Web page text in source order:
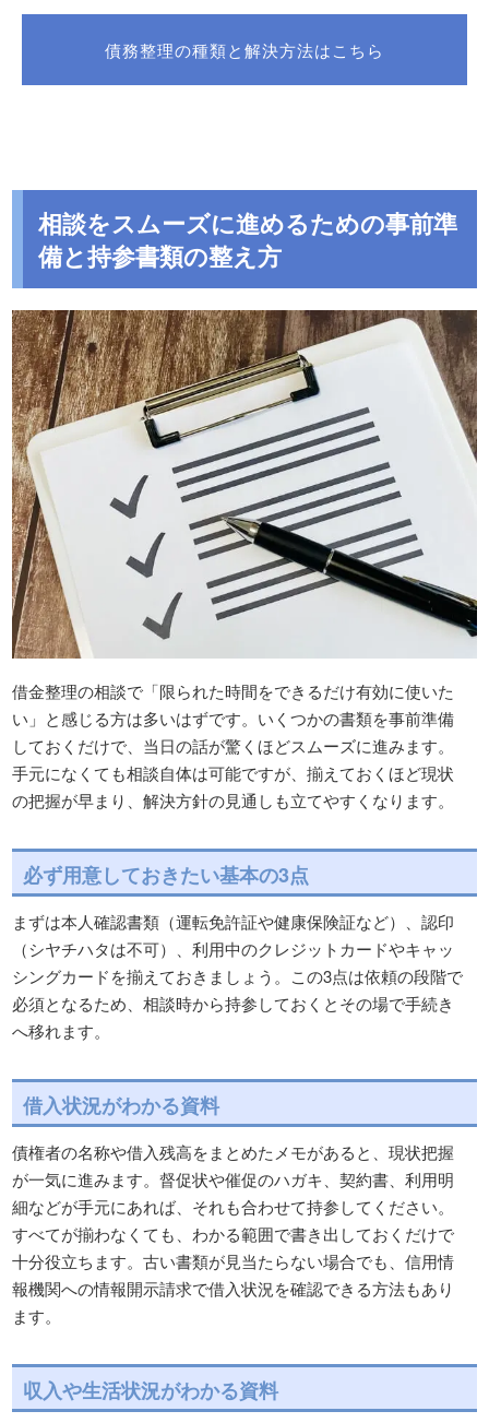
債務整理の種類と解決方法はこちら
相談をスムーズに進めるための事前準
備と持参書類の整え方
借金整理の相談で「限られた時間をできるだけ有効に使いた
い」と感じる方は多いはずです。いくつかの書類を事前準備
しておくだけで、当日の話が驚くほどスムーズに進みます。
手元になくても相談自体は可能ですが、揃えておくほど現状
の把握が早まり、解決方針の見通しも立てやすくなります。
必ず用意しておきたい基本の3点
まずは本人確認書類（運転免許証や健康保険証など）、認印
（シヤチハタは不可）、利用中のクレジットカードやキャッ
シングカードを揃えておきましょう。この3点は依頼の段階で
必須となるため、相談時から持参しておくとその場で手続き
へ移れます。
借入状況がわかる資料
債権者の名称や借入残高をまとめたメモがあると、現状把握
が一気に進みます。督促状や催促のハガキ、契約書、利用明
細などが手元にあれば、それも合わせて持参してください。
すべてが揃わなくても、わかる範囲で書き出しておくだけで
十分役立ちます。古い書類が見当たらない場合でも、信用情
報機関への情報開示請求で借入状況を確認できる方法もあり
ます。
収入や生活状況がわかる資料